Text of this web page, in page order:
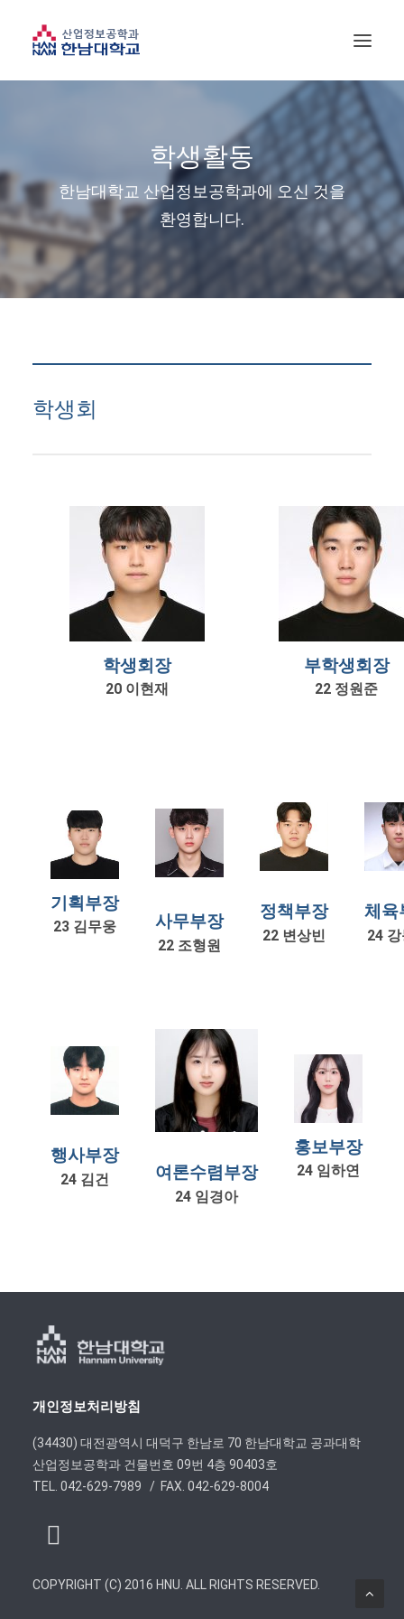
학생활동
한남대학교 산업정보공학과에 오신 것을
환영합니다.
학생회
학생회장
20 이현재
부학생회장
22 정원준
기획부장
23 김무웅 사무부장
22 조형원
정책부장
22 변상빈
체육
24
행사부장
24 김건 여론수렴부장
24 임경아
홍보부장
24 임하연
개인정보처리방침
(34430) 대전광역시 대덕구 한남로 70 한남대학교 공과대학
산업정보공학과 건물번호 09번 4층 90403호
TEL. 042-629-7989 / FAX. 042-629-8004
COPYRIGHT (C) 2016 HNU. ALL RIGHTS RESERVED.